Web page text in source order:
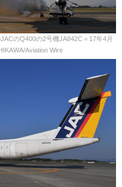
のQ400の2号機JA842C＝17年4月
Aviation Wire